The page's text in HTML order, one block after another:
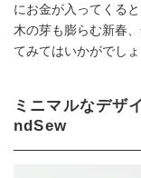
にお金が入ってくると
木の芽も膨らむ新春
てみてはいかがでしょ
ミニマルなデ
ndSew